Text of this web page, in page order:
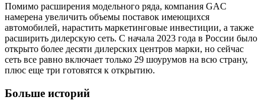
Помимо расширения модельного ряда, компания GAC
намерена увеличить объемы поставок имеющихся
автомобилей, нарастить маркетинговые инвестиции, а также
расширить дилерскую сеть. С начала 2023 года в России было
открыто более десяти дилерских центров марки, но сейчас
сеть все равно включает только 29 шоурумов на всю страну,
плюс еще три готовятся к открытию.
Больше историй